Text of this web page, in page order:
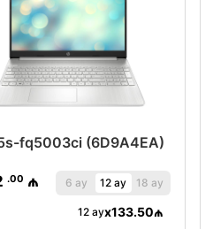
fq5003ci (6D9A4EA)
.00 ₼ 6 ay 12 ay 18 ay
12 ayx133.50₼